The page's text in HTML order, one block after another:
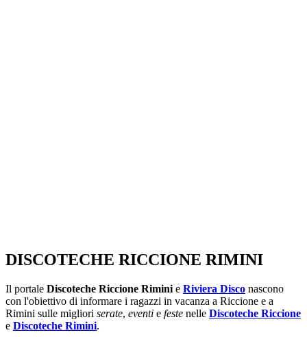
DISCOTECHE RICCIONE RIMINI
Il portale Discoteche Riccione Rimini e Riviera Disco nascono
con l'obiettivo di informare i ragazzi in vacanza a Riccione e a
Rimini sulle migliori serate, eventi e feste nelle Discoteche Riccione
e Discoteche Rimini.